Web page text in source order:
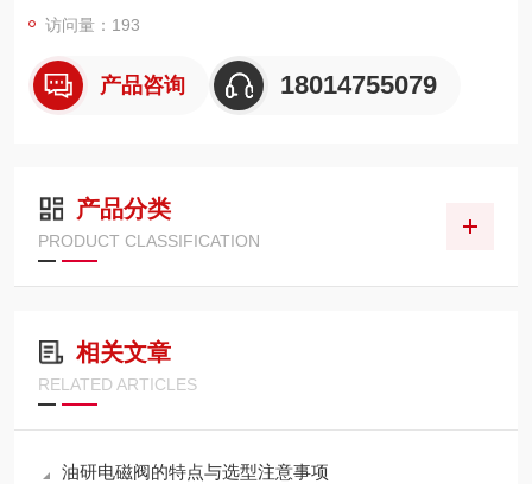
访问量：193
产品咨询 18014755079
产品分类
PRODUCT CLASSIFICATION
相关文章
RELATED ARTICLES
油研电磁阀的特点与选型注意事项